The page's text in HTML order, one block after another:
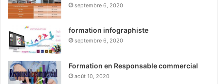
septembre 6, 2020
formation infographiste
septembre 6, 2020
Formation en Responsable commercial
août 10, 2020